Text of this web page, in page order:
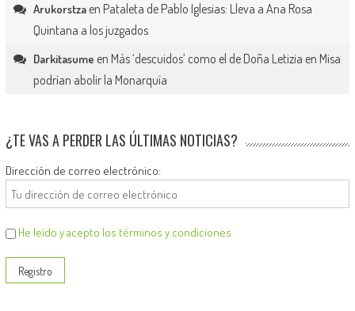
Arukorstzaen Pataleta de Pablo Iglesias: Lleva a Ana Rosa
Quintana a los juzgados
Darkitasume en Más ‘descuidos’ como el de Doña Letizia en Misa
podrían abolir la Monarquía
¿TE VAS A PERDER LAS ÚLTIMAS NOTICIAS?
Dirección de correo electrónico:
He leído y acepto los términos y condiciones